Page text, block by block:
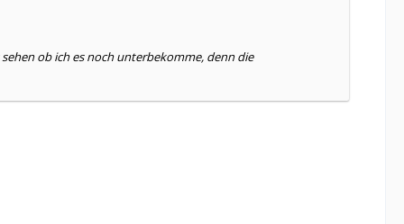
ob ich es noch unterbekomme, denn die